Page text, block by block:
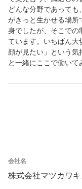
どんな分野であって
がきっと生かせる場所
身でしたが、そこでの
ています。いちばん
顔が見たい」という気
と一緒にここで働いて
会社名
株式会社マツカワキ